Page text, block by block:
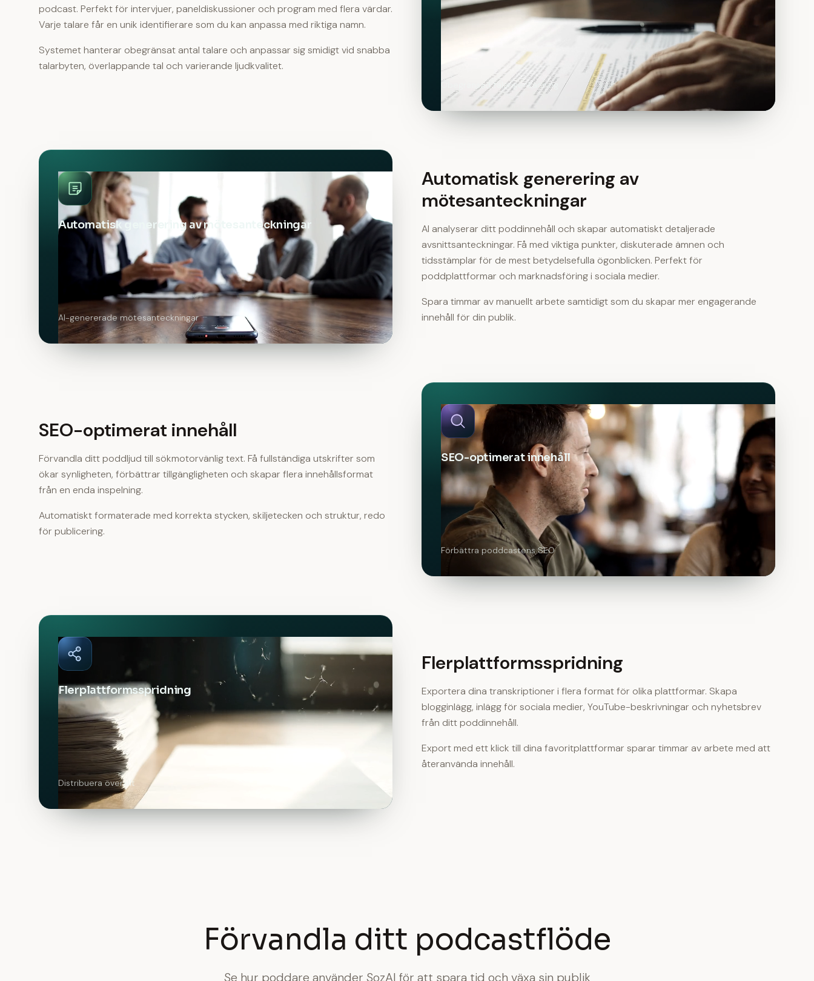
podcast. Perfekt för intervjuer, paneldiskussioner och program med flera värdar.
Varje talare får en unik identifierare som du kan anpassa med riktiga namn.
Systemet hanterar obegränsat antal talare och anpassar sig smidigt vid snabba
talarbyten, överlappande tal och varierande ljudkvalitet.
Obegränsad talarigenkänning
Automatisk generering av
mötesanteckningar
AI analyserar ditt poddinnehåll och skapar automatiskt detaljerade
avsnittsanteckningar. Få med viktiga punkter, diskuterade ämnen och
tidsstämplar för de mest betydelsefulla ögonblicken. Perfekt för
poddplattformar och marknadsföring i sociala medier.
Spara timmar av manuellt arbete samtidigt som du skapar mer engagerande
innehåll för din publik.
Automatisk generering av mötesanteckningar
AI-genererade mötesanteckningar
SEO-optimerat innehåll
Förvandla ditt poddljud till sökmotorvänlig text. Få fullständiga utskrifter som
ökar synligheten, förbättrar tillgängligheten och skapar flera innehållsformat
från en enda inspelning.
Automatiskt formaterade med korrekta stycken, skiljetecken och struktur, redo
för publicering.
SEO-optimerat innehåll
Förbättra poddcastens SEO
Flerplattformsspridning
Exportera dina transkriptioner i flera format för olika plattformar. Skapa
blogginlägg, inlägg för sociala medier, YouTube-beskrivningar och nyhetsbrev
från ditt poddinnehåll.
Export med ett klick till dina favoritplattformar sparar timmar av arbete med att
återanvända innehåll.
Flerplattformsspridning
Distribuera överallt
Förvandla ditt podcastflöde
Se hur poddare använder SozAI för att spara tid och växa sin publik